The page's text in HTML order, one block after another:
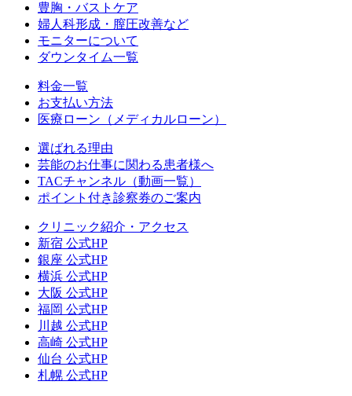
豊胸・バストケア
婦人科形成・膣圧改善など
モニターについて
ダウンタイム一覧
料金一覧
お支払い方法
医療ローン（メディカルローン）
選ばれる理由
芸能のお仕事に関わる患者様へ
TACチャンネル（動画一覧）
ポイント付き診察券のご案内
クリニック紹介・アクセス
新宿 公式HP
銀座 公式HP
横浜 公式HP
大阪 公式HP
福岡 公式HP
川越 公式HP
高崎 公式HP
仙台 公式HP
札幌 公式HP